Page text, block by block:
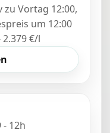
zu Vortag 12:00,
um 12:00
2.379 €/l
- 12h